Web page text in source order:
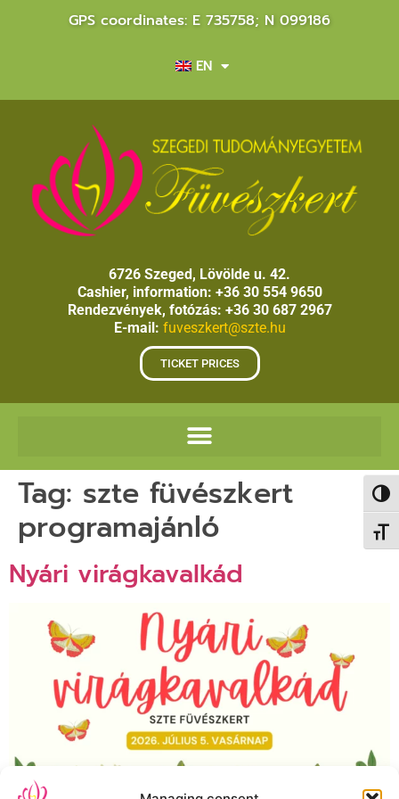
GPS coordinates: E 735758; N 099186
EN
6726 Szeged, Lövölde u. 42.
Cashier, information: +36 30 554 9650
Rendezvények, fotózás: +36 30 687 2967
E-mail: fuveszkert@szte.hu
TICKET PRICES
Tag: szte füvészkert
programajánló
Nyári virágkavalkád